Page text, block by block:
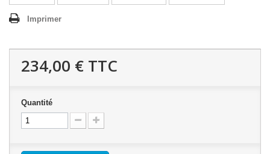
Imprimer
234,00 € TTC
Quantité